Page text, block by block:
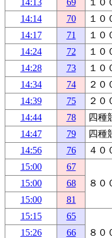
14:14
70 １０
14:17
71 １０
14:24
72 １０
14:28
73 １０
14:34
74 ２０
14:39
75 ２０
14:44
78 四種
14:47
79 四種
14:56
76 ４０
15:00
67
８０
15:00
68
15:00
81
15:15
65
８０
15:26
66